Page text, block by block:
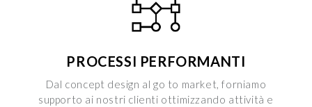
PROCESSI PERFORMANTI
Dal concept design al go to market, forniamo
supporto ai nostri clienti ottimizzando attività e